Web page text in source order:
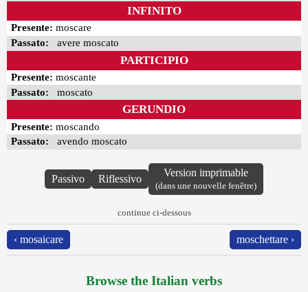
INFINITO
Presente: moscare
Passato: avere moscato
PARTICIPIO
Presente: moscante
Passato: moscato
GERUNDIO
Presente: moscando
Passato: avendo moscato
Passivo Riflessivo
Version imprimable
(dans une nouvelle fenêtre)
continue ci-dessous
‹ mosaicare moschettare ›
Browse the Italian verbs